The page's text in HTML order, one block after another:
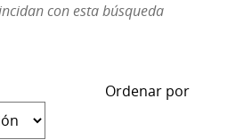
con esta búsqueda
Ordenar por